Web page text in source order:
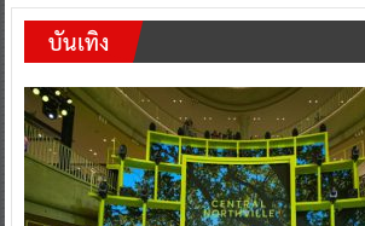
บันเทิง